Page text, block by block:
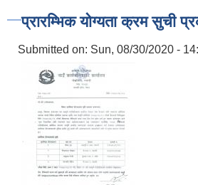
प्रारम्भिक योग्यता क्रम सुची
Submitted on: Sun, 08/30/2020 -